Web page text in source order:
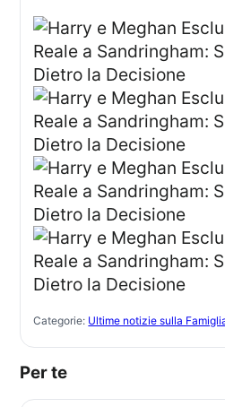
Categorie: Ultime notizie sulla
Per te